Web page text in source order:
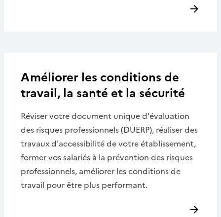
Améliorer les conditions de
travail, la santé et la sécurité
Réviser votre document unique d'évaluation
des risques professionnels (DUERP), réaliser des
travaux d'accessibilité de votre établissement,
former vos salariés à la prévention des risques
professionnels, améliorer les conditions de
travail pour être plus performant.